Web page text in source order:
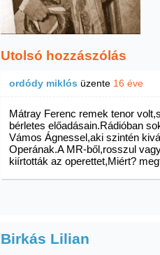
Utolsó hozzászólás
ordódy miklós üzente 16 éve
Mátray Ferenc remek tenor
bérletes előadásain.Rádióban
Vámos Ágnessel,aki szintén
Operának.A MR-ből,rosszul
kiírtották az operettet,Miért?
Birkás Lilian